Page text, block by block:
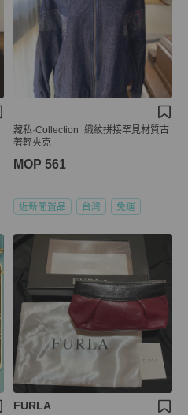
藏私·Collection_織紋拼接罕見材質古
著輕夾克
MOP 561
近新閒置品 台灣 免運
FURLA